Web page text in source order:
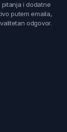
i dodatne
putem emaila,
odgovor.